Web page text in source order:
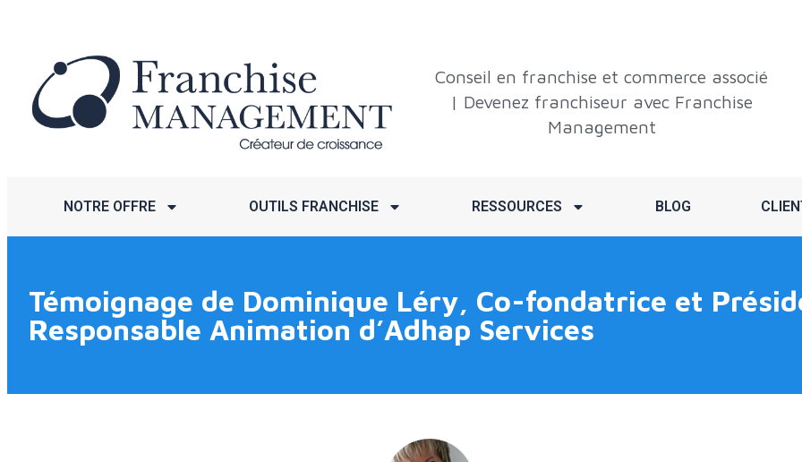
Conseil en franchise et commerce associé
| Devenez franchiseur avec Franchise
Management
NOTRE OFFRE OUTILS FRANCHISE RESSOURCES BLOG
Témoignage de Dominique Léry, Co-fondatrice et
Responsable Animation d’Adhap Services